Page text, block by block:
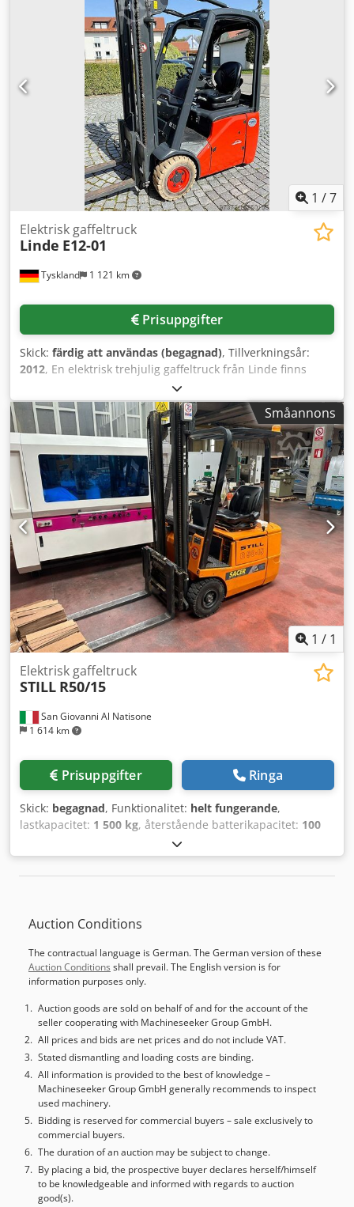
Symrex Ahzerf Fullständig hytt med vindrutetorkare, fasta
dörrar, klimatanläggning, panoramavy, innerbackspegel,
centralt placerat styrsystem, extra hydraulik för 3:e och 4:e
ventilen, 4 arbetsstrålkastare, arbetsstrålkastare med
roterande varningslampa (Blue Spot) i position 7 vid
backning, akustisk varningssignal vid backning avstängbar
kvävgasblåsare Inkluderar hydraulisk svängbar gaffel med
sidoförskjutning (Cascade roterande gaffeladapter, typ
44G-TMS) Förarplatsen är högre, 2 630 mm Kontinuerlig
service via Lindes auktoriserade serviceombud
(serviceavtal) Avlästa driftstimmar: 10 230 timmar
1 /7
Tyskland 1 121 km
Elektrisk gaffeltruck
Linde E12-01
Prisuppgifter
Skick: färdig att användas (begagnad), Tillverkningsår:
2012, En elektrisk trehjulig gaffeltruck från Linde finns
tillgänglig. Märkbärighet: 1200 kg, drivtyp: elektrisk,
batterispänning: 24 V, nominell kapacitet: 575–625 Ah,
lyfthöjd: 3150 mm, frilyft: 150 mm. Dimensioner L/B/H: ca
2600 mm/1100 mm/2100 mm, vändradie: 1350 mm, vikt: ca
2400 kg, drifttimmar: 954 h. Dokumentation finns. Crodott
Slnspfx Ahzef
Småannons
1 / 1
San Giovanni Al Natisone
1 614 km
Elektrisk gaffeltruck
STILL R50/15
Prisuppgifter Ringa
Skick: begagnad, Funktionalitet: helt fungerande,
lastkapacitet: 1 500 kg, återstående batterikapacitet: 100
CE-märkning
GAFFELTRUCK STILL MOD. R50/15, 3 HJUL – ENLIGT CE-
NORM – BEGAGNAD MED NY 24V BATTERI - Kapacitet 1 500
- KOMPLETT MED MANUAL OCH CE-FÖRKLARING
Auction Conditions
The contractual language is German. The German version of these
Auction Conditions shall prevail. The English version is for
information purposes only.
Auction goods are sold on behalf of and for the account of the
seller cooperating with Machineseeker Group GmbH.
All prices and bids are net prices and do not include VAT.
Stated dismantling and loading costs are binding.
All information is provided to the best of knowledge –
Machineseeker Group GmbH generally recommends to inspect
used machinery.
Bidding is reserved for commercial buyers – sale exclusively to
commercial buyers.
The duration of an auction may be subject to change.
By placing a bid, the prospective buyer declares herself/himself
to be knowledgeable and informed with regards to auction
good(s).